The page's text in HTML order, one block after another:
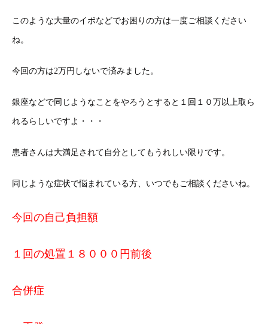
このような大量のイボなどでお困りの方は一度ご相談ください
ね。
今回の方は2万円しないで済みました。
銀座などで同じようなことをやろうとすると１回１０万以上取ら
れるらしいですよ・・・
患者さんは大満足されて自分としてもうれしい限りです。
同じような症状で悩まれている方、いつでもご相談くださいね。
今回の自己負担額
１回の処置１８０００円前後
合併症